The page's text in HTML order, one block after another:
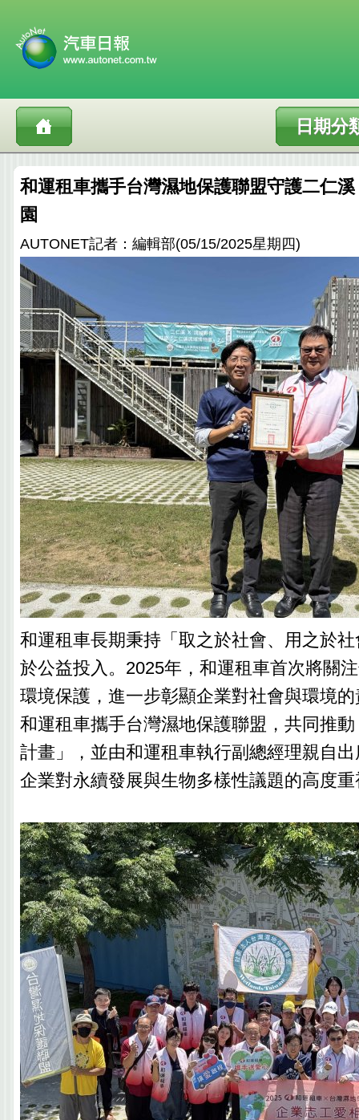
日期分
和運租車攜手台灣濕地保護聯盟守護二仁
園
AUTONET記者：編輯部(05/15/2025星期四)
和運租車長期秉持「取之於社會、用之於
於公益投入。2025年，和運租車首次將關
環境保護，進一步彰顯企業對社會與環境
和運租車攜手台灣濕地保護聯盟，共同推
計畫」，並由和運租車執行副總經理親自
企業對永續發展與生物多樣性議題的高度